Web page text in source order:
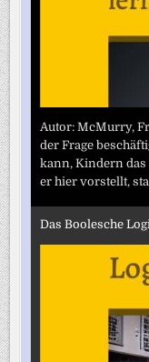
Autor: McMurry,
der Frage
kann, Kindern das
er hier vorstellt,
Das Boolesche